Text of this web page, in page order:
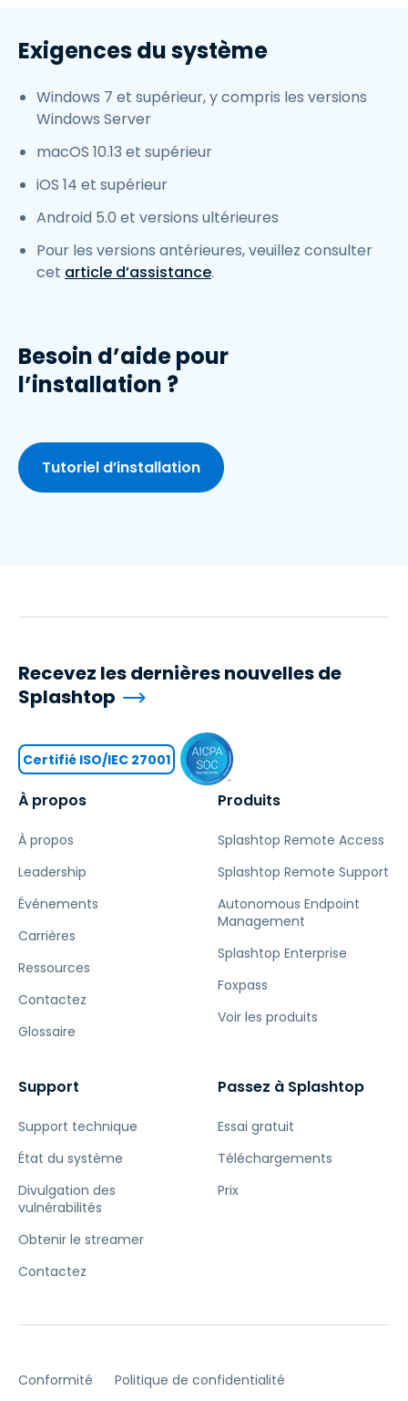
Exigences du système
Windows 7 et supérieur, y compris les versions
Windows Server
macOS 10.13 et supérieur
iOS 14 et supérieur
Android 5.0 et versions ultérieures
Pour les versions antérieures, veuillez consulter
cet article d’assistance.
Besoin d’aide pour
l’installation ?
Tutoriel d’installation
À propos
À propos
Leadership
Événements
Carrières
Ressources
Contactez
Glossaire
Produits
Splashtop Remote Access
Splashtop Remote Support
Autonomous Endpoint
Management
Splashtop Enterprise
Foxpass
Voir les produits
Support
Support technique
État du système
Divulgation des
vulnérabilités
Obtenir le streamer
Contactez
Passez à Splashtop
Essai gratuit
Téléchargements
Prix
Recevez les dernières nouvelles de
Splashtop
Certifié ISO/IEC 27001
Conformité Politique de confidentialité